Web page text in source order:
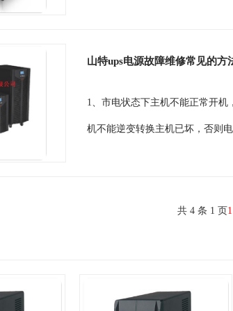
山特ups电源故障维修常见的方
1、市电状态下主机不能正常开
机不能逆变转换主机已坏，否则
共 4 条 1 页1